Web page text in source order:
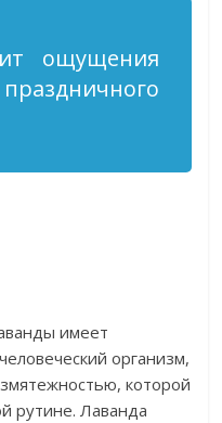
ощущения
имеет
организм,
которой
рутине. Лаванда